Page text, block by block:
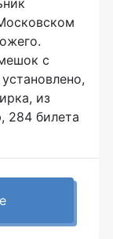
с
из
284 билета